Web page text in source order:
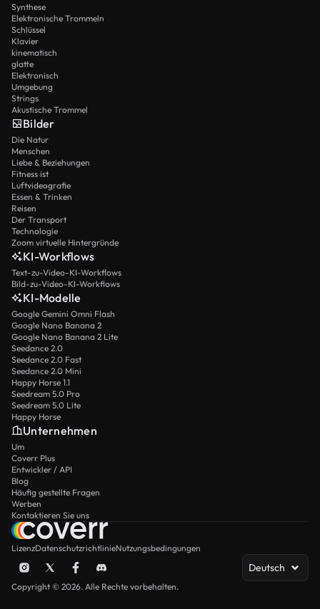
Synthese
Elektronische Trommeln
Schlüssel
Klavier
kinematisch
glatte
Elektronisch
Umgebung
Strings
Akustische Trommel
Bilder
Die Natur
Menschen
Liebe & Beziehungen
Fitness ist
Luftvideografie
Essen & Trinken
Reisen
Der Transport
Technologie
Zoom virtuelle Hintergründe
KI-Workflows
Text-zu-Video-KI-Workflows
Bild-zu-Video-KI-Workflows
KI-Modelle
Google Gemini Omni Flash
Google Nano Banana 2
Google Nano Banana 2 Lite
Seedance 2.0
Seedance 2.0 Fast
Seedance 2.0 Mini
Happy Horse 1.1
Seedream 5.0 Pro
Seedream 5.0 Lite
Happy Horse
Unternehmen
Um
Coverr Plus
Entwickler / API
Blog
Häufig gestellte Fragen
Werben
Kontaktieren Sie uns
LizenzDatenschutzrichtlinieNutzungsbedingungen
Deutsch
Copyright © 2026. Alle Rechte vorbehalten.